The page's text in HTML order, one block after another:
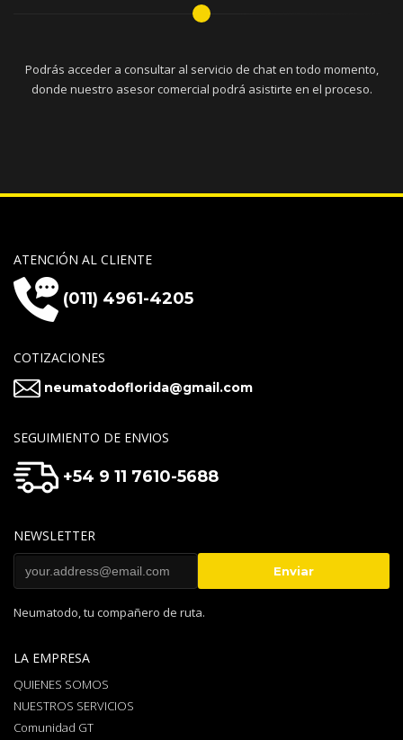
Podrás acceder a consultar al servicio de chat en todo momento,
donde nuestro asesor comercial podrá asistirte en el proceso.
ATENCIÓN AL CLIENTE
(011) 4961-4205
COTIZACIONES
neumatodoflorida@gmail.com
SEGUIMIENTO DE ENVIOS
+54 9 11 7610-5688
NEWSLETTER
Neumatodo, tu compañero de ruta.
LA EMPRESA
QUIENES SOMOS
NUESTROS SERVICIOS
Comunidad GT